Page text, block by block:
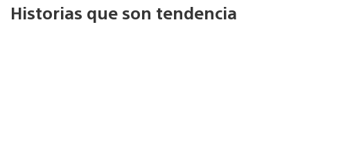
Historias que son tendencia